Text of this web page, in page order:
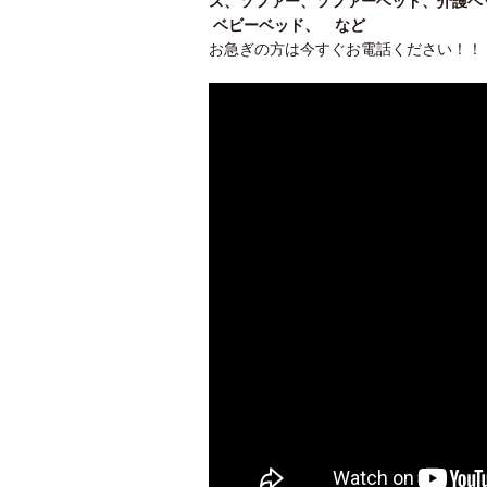
ベビーベッド、 など
お急ぎの方は今すぐお電話ください！